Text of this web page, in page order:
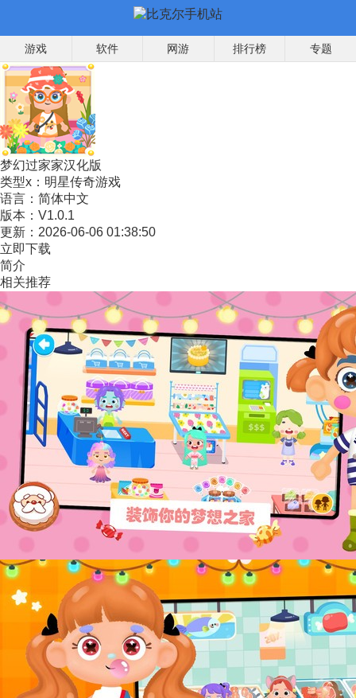
游戏 软件 网游 排行榜 专题
梦幻过家家汉化版
类型x： 明星传奇游戏
语言： 简体中文
版本： V1.0.1
更新： 2026-06-06 01:38:50
立即下载
简介
相关推荐